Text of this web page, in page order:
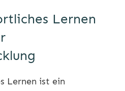
Lernen
Lernen ist ein